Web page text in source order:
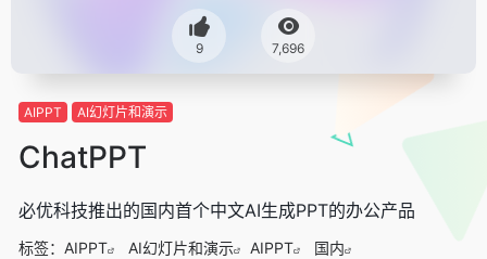
9 7,696
AIPPT AI幻灯片和演示
ChatPPT
必优科技推出的国内首个中文AI生成PPT的办公产品
标签： AIPPT AI幻灯片和演示 AIPPT 国内